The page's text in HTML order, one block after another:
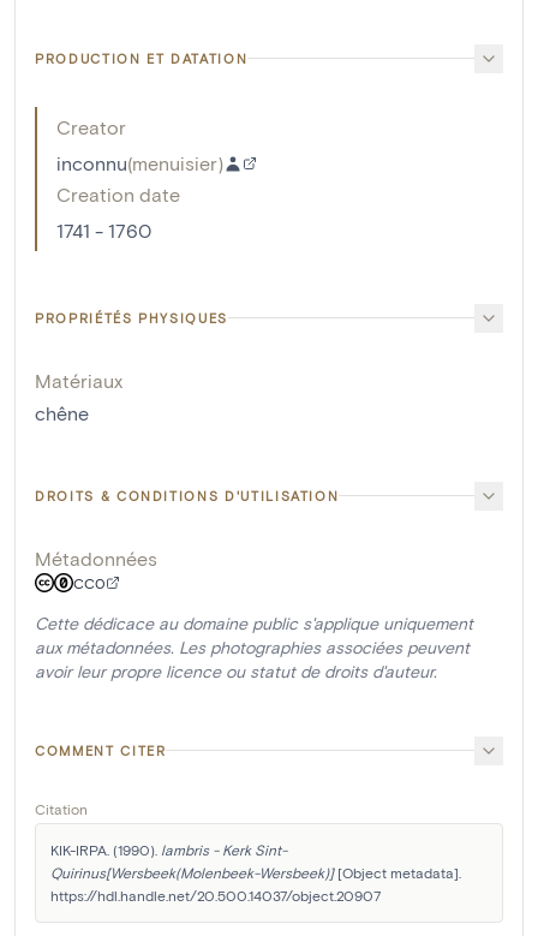
PRODUCTION ET DATATION
Creator
inconnu(menuisier)
Creation date
1741 - 1760
PROPRIÉTÉS PHYSIQUES
Matériaux
chêne
DROITS & CONDITIONS D'UTILISATION
Métadonnées
CC0
Cette dédicace au domaine public s'applique uniquement
aux métadonnées. Les photographies associées peuvent
avoir leur propre licence ou statut de droits d'auteur.
COMMENT CITER
Citation
KIK-IRPA. (1990). lambris - Kerk Sint-
Quirinus[Wersbeek(Molenbeek-Wersbeek)] [Object metadata].
https://hdl.handle.net/20.500.14037/object.20907